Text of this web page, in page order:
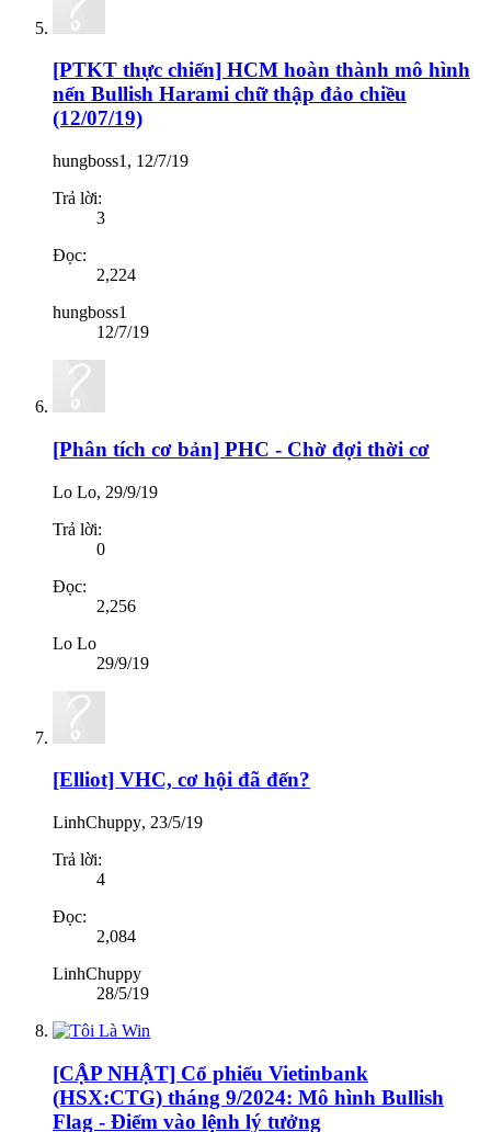
[PTKT thực chiến] HCM hoàn thành mô hình
nến Bullish Harami chữ thập đảo chiều
(12/07/19)
hungboss1 , 12/7/19
Trả lời:
3
Đọc:
2,224
hungboss1
12/7/19
[Phân tích cơ bản] PHC - Chờ đợi thời cơ
Lo Lo, 29/9/19
Trả lời:
0
Đọc:
2,256
Lo Lo
29/9/19
[Elliot] VHC, cơ hội đã đến?
LinhChuppy, 23/5/19
Trả lời:
4
Đọc:
2,084
LinhChuppy
28/5/19
[CẬP NHẬT] Cổ phiếu Vietinbank
(HSX:CTG) tháng 9/2024: Mô hình Bullish
Flag - Điểm vào lệnh lý tưởng